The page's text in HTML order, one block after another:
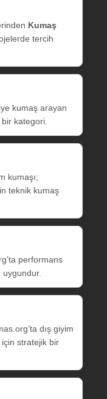
Kumaş
tercih
kumaş arayan
kategori.
kumaşı;
teknik kumaş
performans
dış giyim
için stratejik bir